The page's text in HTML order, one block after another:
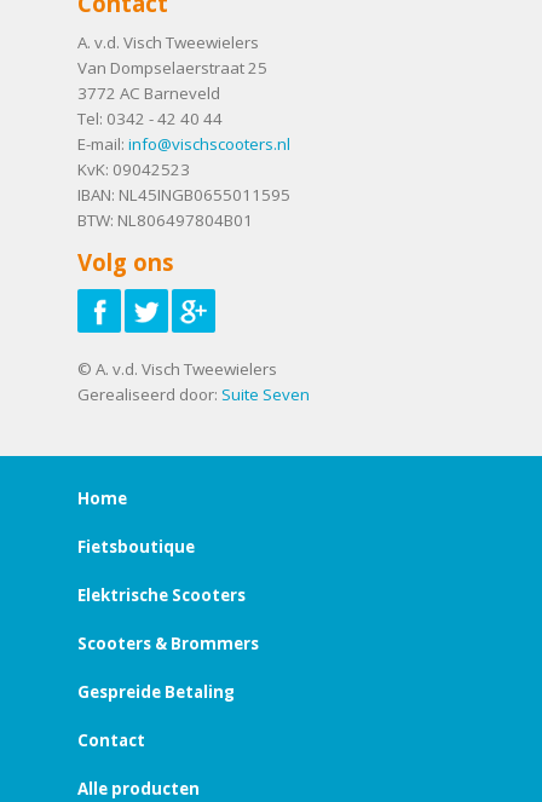
A. v.d. Visch Tweewielers
Van Dompselaerstraat 25
3772 AC Barneveld
Tel: 0342 - 42 40 44
E-mail: info@vischscooters.nl
KvK: 09042523
IBAN: NL45INGB0655011595
BTW: NL806497804B01
Volg ons
© A. v.d. Visch Tweewielers
Gerealiseerd door: Suite Seven
Home
Fietsboutique
Elektrische Scooters
Scooters & Brommers
Gespreide Betaling
Contact
Alle producten